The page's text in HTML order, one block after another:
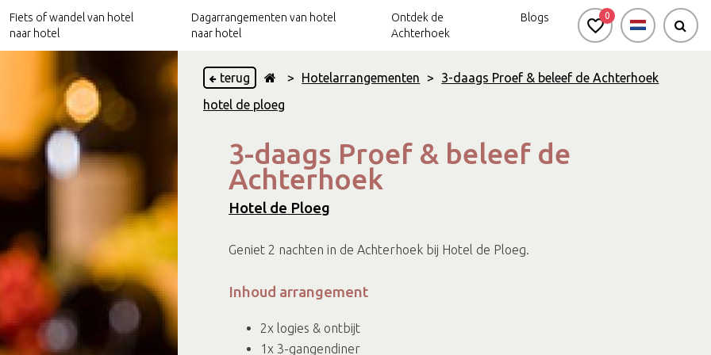
Hotels nabij het Pieterpad
Hotels nabij het Trekvogelpad
Hotels nabij Ode aan het Landschap
Culinaire arrangementen
Fiets of wandel van hotel
naar hotel
Dagarrangementen van hotel
naar hotel
Ontdek de
Achterhoek
Blogs 0
terug > Hotelarrangementen >
3-daags Proef & beleef de Achterhoek
hotel de ploeg
3-daags Proef & beleef de
Achterhoek
Hotel de Ploeg
Geniet 2 nachten in de Achterhoek bij Hotel de Ploeg.
Inhoud arrangement
2x logies & ontbijt
1x 3-gangendiner